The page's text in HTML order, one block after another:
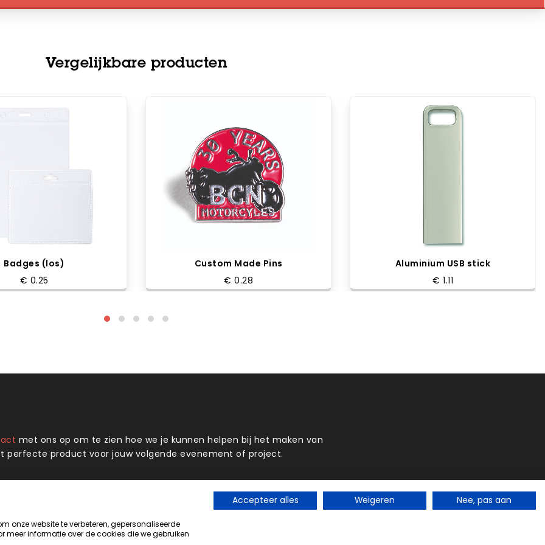
Vergelijkbare producten
Badges (los)
€ 0.25
Custom Made Pins
€ 0.28
Aluminium USB stick
€ 1.11
met ons op om te zien hoe we je kunnen helpen bij het maken van
perfecte product voor jouw volgende evenement of project.
De Nieuwe Haven 25, Hardenberg
Nederland
onze website te verbeteren, gepersonaliseerde
informatie over de cookies die we gebruiken
Accepteer alles Weigeren Nee, pas aan